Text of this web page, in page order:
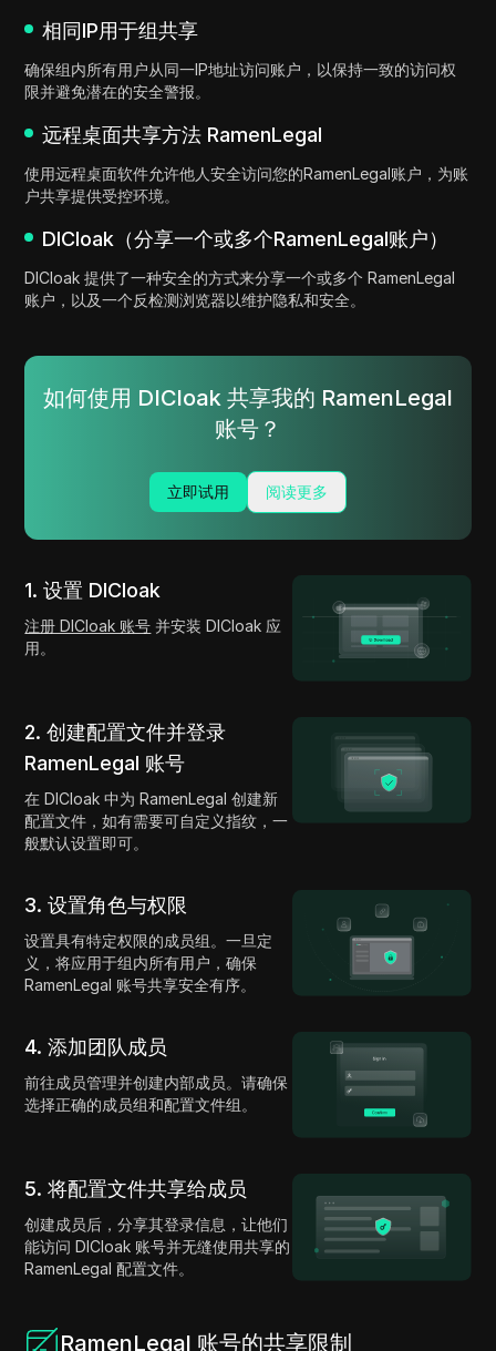
相同IP用于组共享
确保组内所有用户从同一IP地址访问账户，以保持一致的访问权
限并避免潜在的安全警报。
远程桌面共享方法 RamenLegal
使用远程桌面软件允许他人安全访问您的RamenLegal账户，为账
户共享提供受控环境。
DICloak（分享一个或多个RamenLegal账户）
DICloak 提供了一种安全的方式来分享一个或多个 RamenLegal
账户，以及一个反检测浏览器以维护隐私和安全。
如何使用 DICloak 共享我的 RamenLegal
账号？
立即试用 阅读更多
1. 设置 DICloak
注册 DICloak 账号 并安装 DICloak 应
用。
2. 创建配置文件并登录
RamenLegal 账号
在 DICloak 中为 RamenLegal 创建新
配置文件，如有需要可自定义指纹，一
般默认设置即可。
3. 设置角色与权限
设置具有特定权限的成员组。一旦定
义，将应用于组内所有用户，确保
RamenLegal 账号共享安全有序。
4. 添加团队成员
前往成员管理并创建内部成员。请确保
选择正确的成员组和配置文件组。
5. 将配置文件共享给成员
创建成员后，分享其登录信息，让他们
能访问 DICloak 账号并无缝使用共享的
RamenLegal 配置文件。
RamenLegal 账号的共享限制